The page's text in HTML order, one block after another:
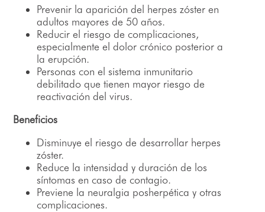
Prevenir la aparición del herpes zóster en
adultos mayores de 50 años.
Reducir el riesgo de complicaciones,
especialmente el dolor crónico posterior a
la erupción.
Personas con el sistema inmunitario
debilitado que tienen mayor riesgo de
reactivación del virus.
Beneficios
Disminuye el riesgo de desarrollar herpes
zóster.
Reduce la intensidad y duración de los
síntomas en caso de contagio.
Previene la neuralgia posherpética y otras
complicaciones.